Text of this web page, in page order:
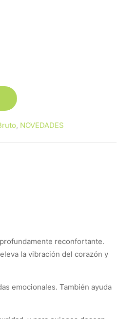
, NOVEDADES
reconfortante.
la vibración del corazón y
emocionales. También ayuda